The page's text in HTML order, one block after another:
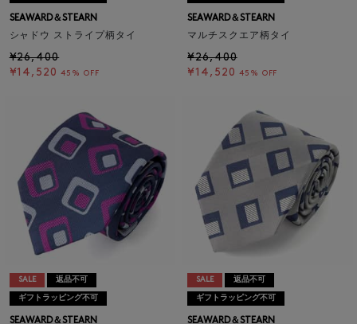
SEAWARD＆STEARN
シャドウ ストライプ柄タイ
¥26,400
¥14,520 45% OFF
SEAWARD＆STEARN
マルチスクエア柄タイ
¥26,400
¥14,520 45% OFF
SALE 返品不可
ギフトラッピング不可
SEAWARD＆STEARN
SALE 返品不可
ギフトラッピング不可
SEAWARD＆STEARN